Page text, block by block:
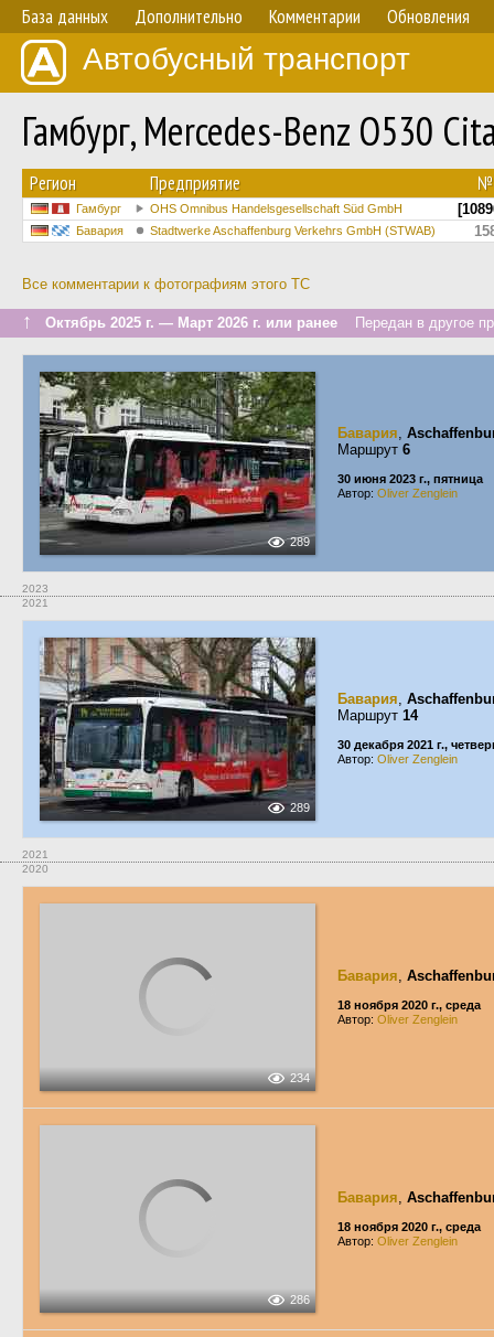
База данных Дополнительно Комментарии Обновления
Автобусный транспорт
Гамбург, Mercedes-Benz O530
Регион Предприятие №
Гамбург OHS Omnibus Handelsgesellschaft Süd GmbH
Бавария Stadtwerke Aschaffenburg Verkehrs GmbH (STWAB)
Все комментарии к фотографиям этого ТС
↑ Октябрь 2025 г. — Март 2026 г. или ранее Передан в другое
289
Бавария,
Маршрут 6
30 июня 2023 г., пятница
Автор: Oliver Zenglein
2023
2021
289
Бавария,
Маршрут 14
30 декабря 2021 г.,
Автор: Oliver Zenglein
2021
2020
234
Бавария,
18 ноября 2020 г., среда
Автор: Oliver Zenglein
286
Бавария,
18 ноября 2020 г., среда
Автор: Oliver Zenglein